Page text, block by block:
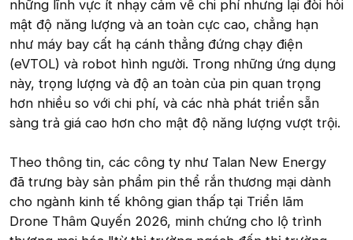
những lĩnh vực ít nhạy cảm về chi phí nhưng lại đòi hỏi
mật độ năng lượng và an toàn cực cao, chẳng hạn
như máy bay cất hạ cánh thẳng đứng chạy điện
(eVTOL) và robot hình người. Trong những ứng dụng
này, trọng lượng và độ an toàn của pin quan trọng
hơn nhiều so với chi phí, và các nhà phát triển sẵn
sàng trả giá cao hơn cho mật độ năng lượng vượt trội.
Theo thông tin, các công ty như Talan New Energy
đã trưng bày sản phẩm pin thể rắn thương mại dành
cho ngành kinh tế không gian thấp tại Triển lãm
Drone Thâm Quyến 2026, minh chứng cho lộ trình